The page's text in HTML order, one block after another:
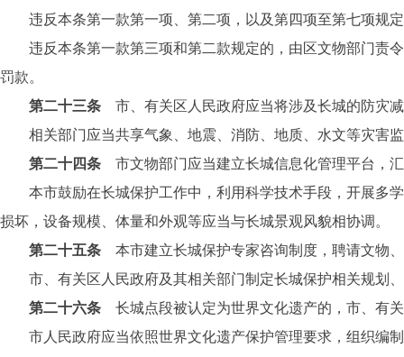
违反本条第一款第一项、第二项，以及第四项至第七项规
违反本条第一款第三项和第二款规定的，由区文物部门责令
罚款。
第二十三条 市、有关区人民政府应当将涉及长城的防灾
相关部门应当共享气象、地震、消防、地质、水文等灾害监
第二十四条 市文物部门应当建立长城信息化管理平台，
本市鼓励在长城保护工作中，利用科学技术手段，开展多学
损坏，设备规模、体量和外观等应当与长城景观风貌相协调。
第二十五条 本市建立长城保护专家咨询制度，聘请文物
市、有关区人民政府及其相关部门制定长城保护相关规划、
第二十六条 长城点段被认定为世界文化遗产的，市、有
市人民政府应当依照世界文化遗产保护管理要求，组织编制